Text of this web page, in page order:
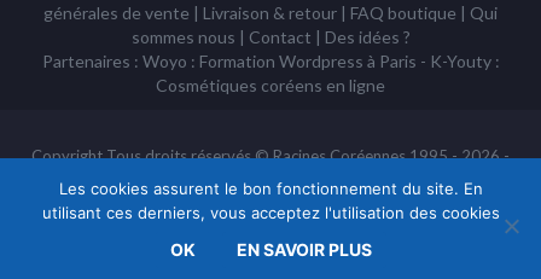
générales de vente | Livraison & retour | FAQ boutique | Qui
sommes nous | Contact | Des idées ?
Partenaires : Woyo : Formation Wordpress à Paris - K-Youty :
Cosmétiques coréens en ligne
Copyright Tous droits réservés © Racines Coréennes 1995 - 2026 -
Les cookies assurent le bon fonctionnement du site. En
utilisant ces derniers, vous acceptez l'utilisation des cookies
OK EN SAVOIR PLUS